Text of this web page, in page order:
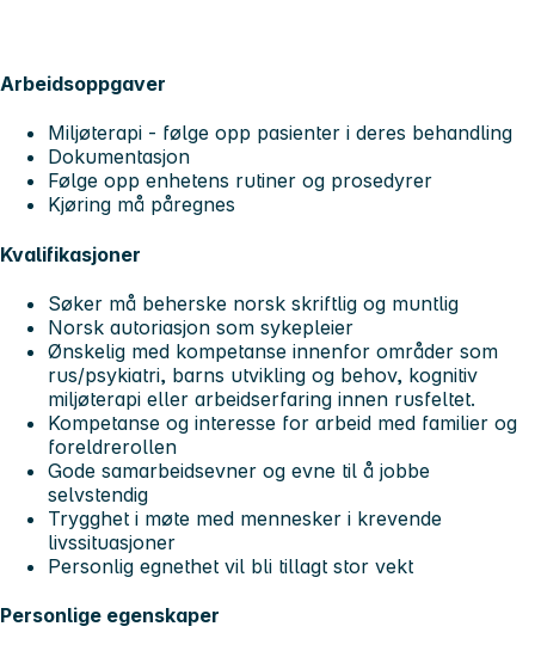
Arbeidsoppgaver
Miljøterapi - følge opp pasienter i deres behandling
Dokumentasjon
Følge opp enhetens rutiner og prosedyrer
Kjøring må påregnes
Kvalifikasjoner
Søker må beherske norsk skriftlig og muntlig
Norsk autoriasjon som sykepleier
Ønskelig med kompetanse innenfor områder som
rus/psykiatri, barns utvikling og behov, kognitiv
miljøterapi eller arbeidserfaring innen rusfeltet.
Kompetanse og interesse for arbeid med familier og
foreldrerollen
Gode samarbeidsevner og evne til å jobbe
selvstendig
Trygghet i møte med mennesker i krevende
livssituasjoner
Personlig egnethet vil bli tillagt stor vekt
Personlige egenskaper